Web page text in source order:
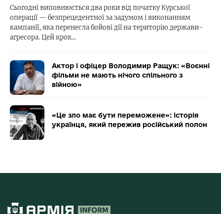
Сьогодні виповнюється два роки від початку Курської
операції — безпрецедентної за задумом і виконанням
кампанії, яка перенесла бойові дії на територію держави-
агресора. Цей крок…
Актор і офіцер Володимир Ращук: «Воєнні
фільми не мають нічого спільного з
війною»
«Це зло має бути переможене»: історія
українця, який пережив російський полон